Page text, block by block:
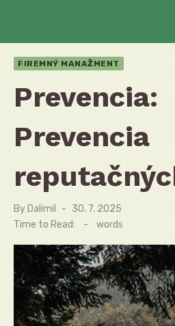
FIREMNÝ MANAŽMENT
Prevencia:
Prevencia
By Dalimil
Posted
on
30. 7. 2025
Time to Read:
- words